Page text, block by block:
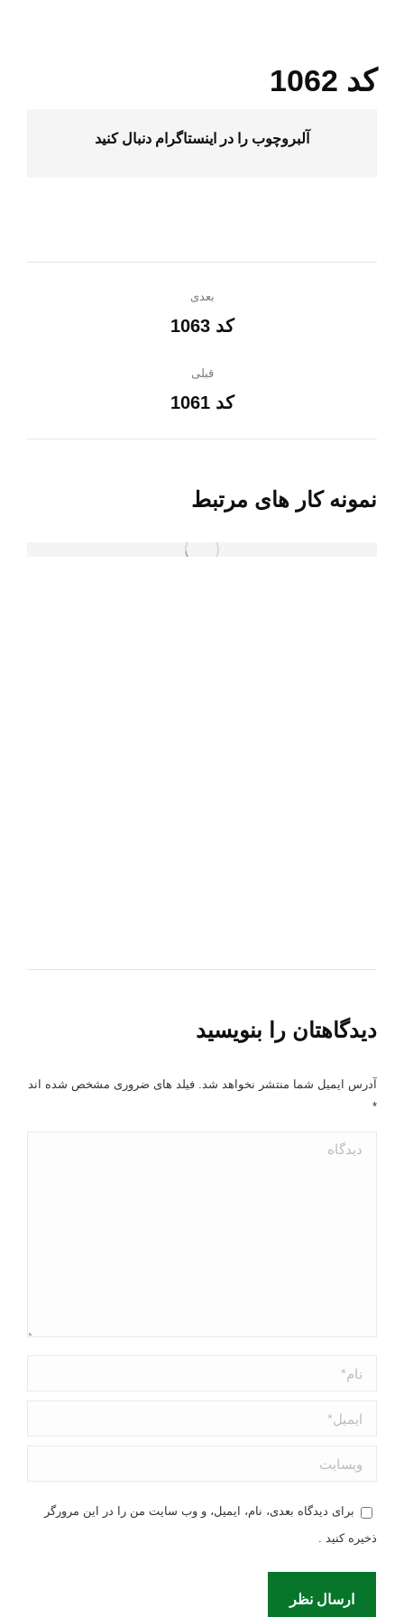
کد 1062
آلبروچوب را در اینستاگرام دنبال کنید
قبلی
پروژه کد 1061
بعدی
پروژه کد 1063
نمونه کار های مرتبط
دیدگاهتان را بنویسید
آدرس ایمیل شما منتشر نخواهد شد. فیلد های ضروری مشخص شده اند
*
دیدگاه
نام *
ایمیل *
وبسایت
برای دیدگاه بعدی، نام، ایمیل، و وب سایت من را در این مرورگر
ذخیره کنید .
ارسال نظر